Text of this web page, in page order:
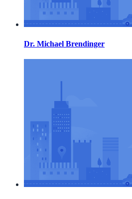
Dr. Michael Brendinger